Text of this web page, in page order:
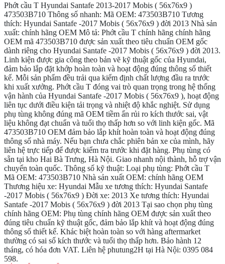
Phớt cầu T Hyundai Santafe 2013-2017 Mobis ( 56x76x9 )
473503B710 Thông số nhanh: Mã OEM: 473503B710 Tương
thích: Hyundai Santafe -2017 Mobis ( 56x76x9 ) đời 2013 Nhà sản
xuất: chính hãng OEM Mô tả: Phớt cầu T chính hãng chính hãng
OEM mã 473503B710 được sản xuất theo tiêu chuẩn OEM gốc
dành riêng cho Hyundai Santafe -2017 Mobis ( 56x76x9 ) đời 2013.
Linh kiện được gia công theo bản vẽ kỹ thuật gốc của Hyundai,
đảm bảo lắp đặt khớp hoàn toàn và hoạt động đúng thông số thiết
kế. Mỗi sản phẩm đều trải qua kiểm định chất lượng đầu ra trước
khi xuất xưởng. Phớt cầu T đóng vai trò quan trọng trong hệ thống
vận hành của Hyundai Santafe -2017 Mobis ( 56x76x9 ), hoạt động
liên tục dưới điều kiện tải trọng và nhiệt độ khắc nghiệt. Sử dụng
phụ tùng không đúng mã OEM tiềm ẩn rủi ro kích thước sai, vật
liệu không đạt chuẩn và tuổi thọ thấp hơn so với linh kiện gốc. Mã
473503B710 OEM đảm bảo lắp khít hoàn toàn và hoạt động đúng
thông số nhà máy. Nếu bạn chưa chắc phiên bản xe của mình, hãy
liên hệ trực tiếp để được kiểm tra trước khi đặt hàng. Phụ tùng có
sẵn tại kho Hai Bà Trưng, Hà Nội. Giao nhanh nội thành, hỗ trợ vận
chuyển toàn quốc. Thông số kỹ thuật: Loại phụ tùng: Phớt cầu T
Mã OEM: 473503B710 Nhà sản xuất OEM: chính hãng OEM
Thương hiệu xe: Hyundai Mẫu xe tương thích: Hyundai Santafe
-2017 Mobis ( 56x76x9 ) Đời xe: 2013 Xe tương thích: Hyundai
Santafe -2017 Mobis ( 56x76x9 ) đời 2013 Tại sao chọn phụ tùng
chính hãng OEM: Phụ tùng chính hãng OEM được sản xuất theo
đúng tiêu chuẩn kỹ thuật gốc, đảm bảo lắp khít và hoạt động đúng
thông số thiết kế. Khác biệt hoàn toàn so với hàng aftermarket
thường có sai số kích thước và tuổi thọ thấp hơn. Bảo hành 12
tháng, có hóa đơn VAT. Liên hệ phutung2H tại Hà Nội: 0395 084
598.